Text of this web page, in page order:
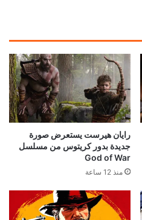
رايان هيرست يستعرض صورة
جديدة بدور كريتوس من مسلسل
God of War
منذ 12 ساعة